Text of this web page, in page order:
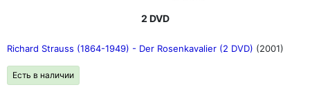
2 DVD
Richard Strauss (1864-1949) - Der Rosenkavalier (2 DVD) (2001)
Есть в наличии